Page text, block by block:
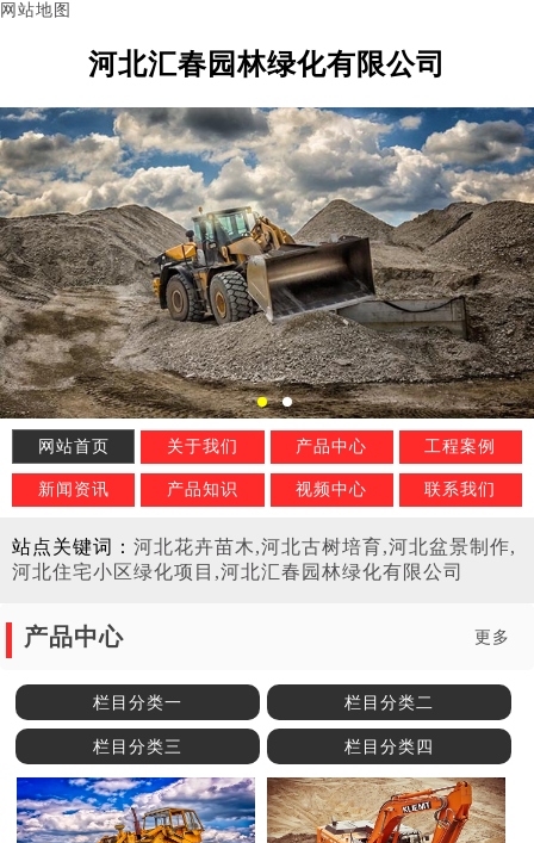
网站地图
河北汇春园林绿化有限公司
网站首页 关于我们 产品中心 工程案例
新闻资讯 产品知识 视频中心 联系我们
站点关键词： 河北花卉苗木,河北古树培育,河北盆景制作,
河北住宅小区绿化项目,河北汇春园林绿化有限公司
产品中心 更多
栏目分类一 栏目分类二
栏目分类三 栏目分类四